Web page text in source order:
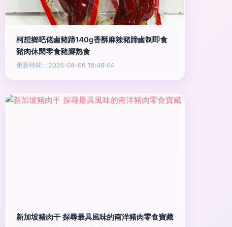
柯想鄉吧佬鹵豬蹄140g香酥麻辣豬蹄鹵制即食
豬肉休閑零食豬腳熟食
更新時間：2026-08-06 19:46:44
新加坡豬肉干 探尋最具風味的南洋豬肉零食寶藏